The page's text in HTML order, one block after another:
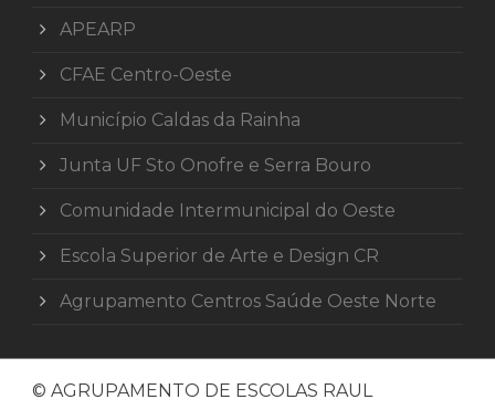
APEARP
CFAE Centro-Oeste
Município Caldas da Rainha
Junta UF Sto Onofre e Serra Bouro
Comunidade Intermunicipal do Oeste
Escola Superior de Arte e Design CR
Agrupamento Centros Saúde Oeste Norte
© AGRUPAMENTO DE ESCOLAS RAUL